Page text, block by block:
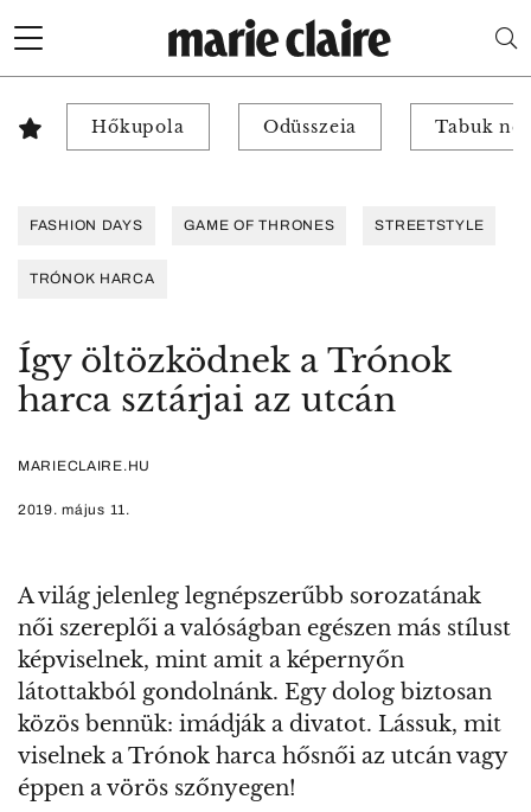
Hőkupola Odüsszeia Tabuk
FASHION DAYS GAME OF THRONES STREETSTYLE
TRÓNOK HARCA
Így öltözködnek a Trónok
harca sztárjai az utcán
MARIECLAIRE.HU
2019. május 11.
A világ jelenleg legnépszerűbb sorozatának
női szereplői a valóságban egészen más stílust
képviselnek, mint amit a képernyőn
látottakból gondolnánk. Egy dolog biztosan
közös bennük: imádják a divatot. Lássuk, mit
viselnek a Trónok harca hősnői az utcán vagy
éppen a vörös szőnyegen!